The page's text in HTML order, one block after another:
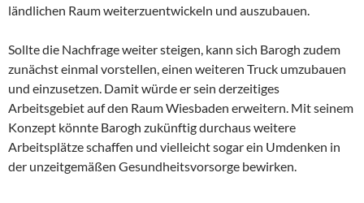
ländlichen Raum weiterzuentwickeln und auszubauen.
Sollte die Nachfrage weiter steigen, kann sich Barogh zudem
zunächst einmal vorstellen, einen weiteren Truck umzubauen
und einzusetzen. Damit würde er sein derzeitiges
Arbeitsgebiet auf den Raum Wiesbaden erweitern. Mit seinem
Konzept könnte Barogh zukünftig durchaus weitere
Arbeitsplätze schaffen und vielleicht sogar ein Umdenken in
der unzeitgemäßen Gesundheitsvorsorge bewirken.